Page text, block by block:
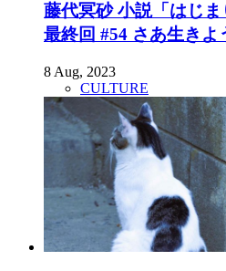
藤代冥砂 小説「はじ
最終回 #54 さあ生きよ
8 Aug, 2023
CULTURE